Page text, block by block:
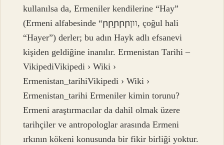
kullanılsa da, Ermeniler kendilerine “Hay”
(Ermeni alfabesinde “րրֵրրրוון, çoğul hali
“Hayer”) derler; bu adın Hayk adlı efsanevi
kişiden geldiğine inanılır. Ermenistan Tarihi –
VikipediVikipedi › Wiki ›
Ermenistan_tarihiVikipedi › Wiki ›
Ermenistan_tarihi Ermeniler kimin torunu?
Ermeni araştırmacılar da dahil olmak üzere
tarihçiler ve antropologlar arasında Ermeni
ırkının kökeni konusunda bir fikir birliği yoktur.